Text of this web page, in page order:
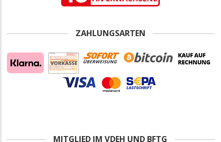
ZAHLUNGSARTEN
MITGLIED IM VDEH UND BFTG